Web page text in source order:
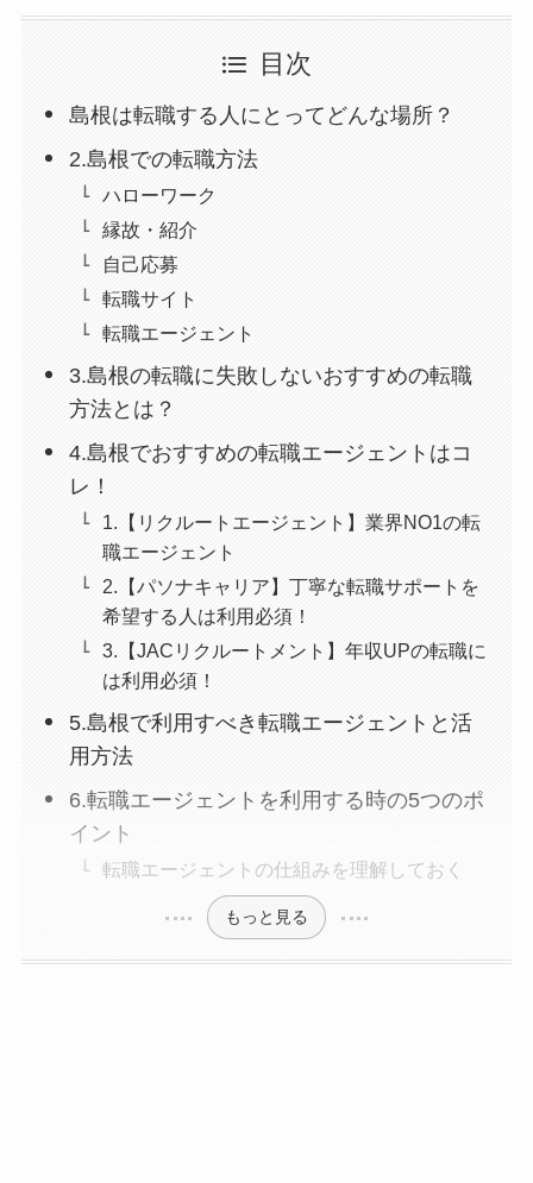
目次
島根は転職する人にとってどんな場所？
2.島根での転職方法
ハローワーク
縁故・紹介
自己応募
転職サイト
転職エージェント
3.島根の転職に失敗しないおすすめの転職
方法とは？
4.島根でおすすめの転職エージェントはコ
レ！
1.【リクルートエージェント】業界NO1の転
職エージェント
2.【パソナキャリア】丁寧な転職サポートを
希望する人は利用必須！
3.【JACリクルートメント】年収UPの転職に
は利用必須！
5.島根で利用すべき転職エージェントと活
用方法
6.転職エージェントを利用する時の5つのポ
イント
転職エージェントの仕組みを理解しておく
もっと見る